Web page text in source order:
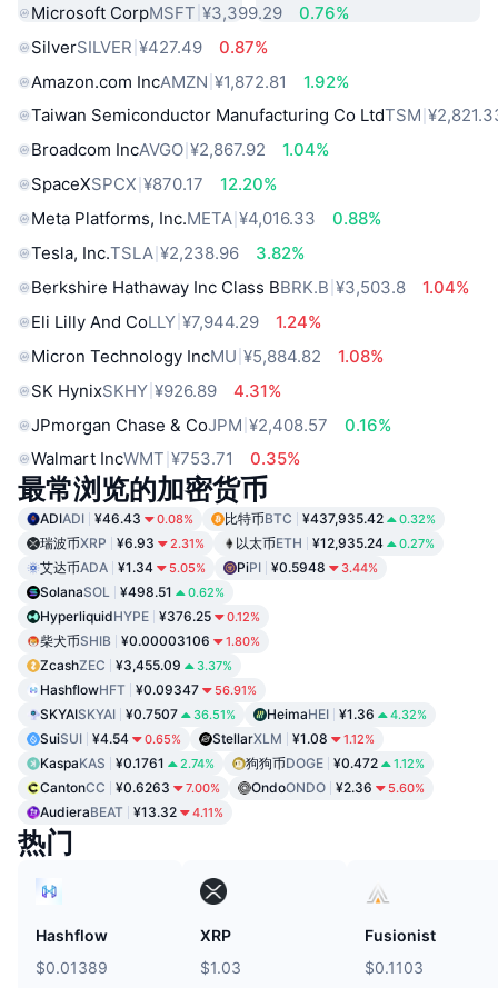
Microsoft CorpMSFT ¥3,399.29
0.76%
SilverSILVER ¥427.49
0.87%
Amazon.com IncAMZN ¥1,872.81
1.92%
Taiwan Semiconductor Manufacturing Co LtdTSM
Broadcom IncAVGO ¥2,867.92
1.04%
SpaceXSPCX ¥870.17
12.20%
Meta Platforms, Inc.META ¥4,016.33
0.88%
Tesla, Inc.TSLA ¥2,238.96
3.82%
Berkshire Hathaway Inc Class BBRK.B ¥3,503.8
1.04%
Eli Lilly And CoLLY ¥7,944.29
1.24%
Micron Technology IncMU ¥5,884.82
1.08%
SK HynixSKHY ¥926.89
4.31%
JPmorgan Chase & CoJPM ¥2,408.57
0.16%
Walmart IncWMT ¥753.71 0.35%
最常浏览的加密货币
ADIADI ¥46.43 0.08% 比特币BTC ¥437,935.42 0.32%
瑞波币XRP ¥6.93 2.31% 以太币ETH ¥12,935.24 0.27%
艾达币ADA ¥1.34 5.05% PiPI ¥0.5948 3.44%
SolanaSOL ¥498.51 0.62%
HyperliquidHYPE ¥376.25 0.12%
柴犬币SHIB ¥0.00003106 1.80%
ZcashZEC ¥3,455.09 3.37%
HashflowHFT ¥0.09347 56.91%
SKYAISKYAI ¥0.7507 36.51% HeimaHEI ¥1.36 4.32%
SuiSUI ¥4.54 0.65% StellarXLM ¥1.08 1.12%
KaspaKAS ¥0.1761 2.74% 狗狗币DOGE ¥0.472 1.12%
CantonCC ¥0.6263 7.00% OndoONDO ¥2.36 5.60%
AudieraBEAT ¥13.32 4.11%
热门
Hashflow
$0.01389
XRP
$1.03
Fusionist
$0.1103